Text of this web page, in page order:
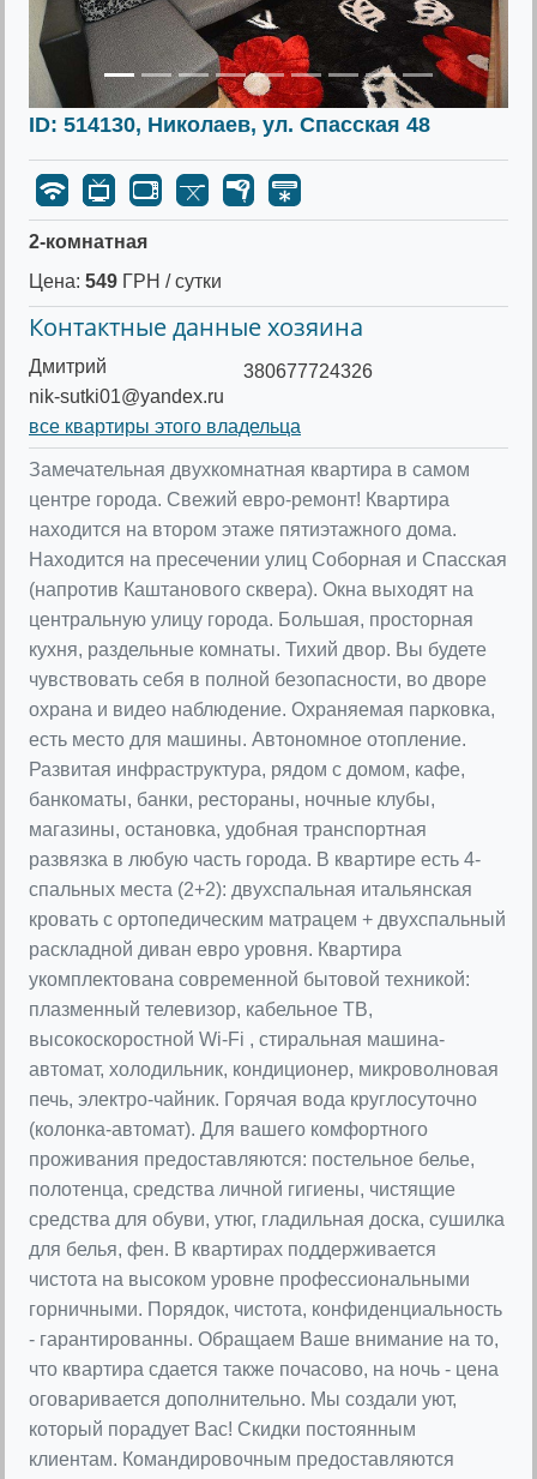
ID: 514130, Николаев, ул. Спасская 48
2-комнатная
Цена: 549 ГРН / сутки
Контактные данные хозяина
Дмитрий
nik-sutki01@yandex.ru
380677724326
все квартиры этого владельца
Замечательная двухкомнатная квартира в самом
центре города. Свежий евро-ремонт! Квартира
находится на втором этаже пятиэтажного дома.
Находится на пресечении улиц Соборная и Спасская
(напротив Каштанового сквера). Окна выходят на
центральную улицу города. Большая, просторная
кухня, раздельные комнаты. Тихий двор. Вы будете
чувствовать себя в полной безопасности, во дворе
охрана и видео наблюдение. Охраняемая парковка,
есть место для машины. Автономное отопление.
Развитая инфраструктура, рядом с домом, кафе,
банкоматы, банки, рестораны, ночные клубы,
магазины, остановка, удобная транспортная
развязка в любую часть города. В квартире есть 4-
спальных места (2+2): двухспальная итальянская
кровать с ортопедическим матрацем + двухспальный
раскладной диван евро уровня. Квартира
укомплектована современной бытовой техникой:
плазменный телевизор, кабельное ТВ,
высокоскоростной Wi-Fi , стиральная машина-
автомат, холодильник, кондиционер, микроволновая
печь, электро-чайник. Горячая вода круглосуточно
(колонка-автомат). Для вашего комфортного
проживания предоставляются: постельное белье,
полотенца, средства личной гигиены, чистящие
средства для обуви, утюг, гладильная доска, сушилка
для белья, фен. В квартирах поддерживается
чистота на высоком уровне профессиональными
горничными. Порядок, чистота, конфиденциальность
- гарантированны. Обращаем Ваше внимание на то,
что квартира сдается также почасово, на ночь - цена
оговаривается дополнительно. Мы создали уют,
который порадует Вас! Скидки постоянным
клиентам. Командировочным предоставляются